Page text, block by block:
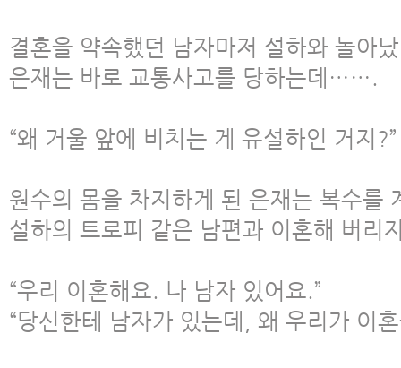
결혼을 약속했던 남자마저 설하와 놀아
은재는 바로 교통사고를 당하는데…….
“왜 거울 앞에 비치는 게 유설하인 거지?”
원수의 몸을 차지하게 된 은재는 복수를
설하의 트로피 같은 남편과 이혼해 버리
“우리 이혼해요. 나 남자 있어요.”
“당신한테 남자가 있는데, 왜 우리가 이